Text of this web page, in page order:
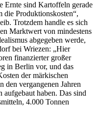
Ernte sind Kartoffeln gerade
die Produktionskosten“,
Trotzdem handle es sich
Marktwert von mindestens
abgegeben werde,
bei Wriezen: „Hier
finanzierter großer
in Berlin vor, und das
der märkischen
den vergangenen Jahren
aufgebaut haben. Das sind
4.000 Tonnen